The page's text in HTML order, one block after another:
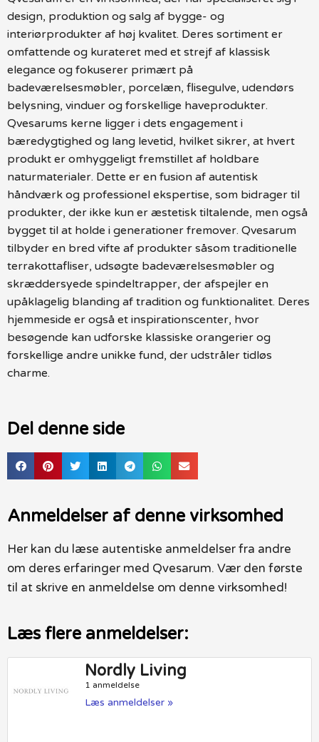
design, produktion og salg af bygge- og
interiørprodukter af høj kvalitet. Deres sortiment er
omfattende og kurateret med et strejf af klassisk
elegance og fokuserer primært på
badeværelsesmøbler, porcelæn, flisegulve, udendørs
belysning, vinduer og forskellige haveprodukter.
Qvesarums kerne ligger i dets engagement i
bæredygtighed og lang levetid, hvilket sikrer, at hvert
produkt er omhyggeligt fremstillet af holdbare
naturmaterialer. Dette er en fusion af autentisk
håndværk og professionel ekspertise, som bidrager til
produkter, der ikke kun er æstetisk tiltalende, men også
bygget til at holde i generationer fremover. Qvesarum
tilbyder en bred vifte af produkter såsom traditionelle
terrakottafliser, udsøgte badeværelsesmøbler og
skræddersyede spindeltrapper, der afspejler en
upåklagelig blanding af tradition og funktionalitet. Deres
hjemmeside er også et inspirationscenter, hvor
besøgende kan udforske klassiske orangerier og
forskellige andre unikke fund, der udstråler tidløs
charme.
Del denne side
Anmeldelser af denne virksomhed
Her kan du læse autentiske anmeldelser fra andre
om deres erfaringer med Qvesarum. Vær den første
til at skrive en anmeldelse om denne virksomhed!
Læs flere anmeldelser:
Nordly Living
1 anmeldelse
Læs anmeldelser »